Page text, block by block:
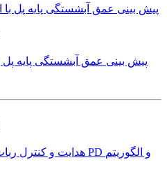
پیش بینی عمق آبشستگی پایه پل